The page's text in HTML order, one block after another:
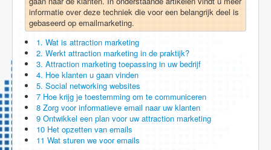
informatie over deze techniek die voor een belangrijk deel is
gebaseerd op emailmarketing.
1. Wat is attraction marketing
2. Werkt attraction marketing in de praktijk?
3. Attraction marketing toepassing in uw bedrijf
4. Hoe klanten u gaan vinden
5. Social networking websites
7 Hoe krijg je toestemming om te communiceren
8 Zorg voor informatieve email naar uw klanten
9 Ontwikkel een plan voor uw attraction marketing
10 Het opzetten van emails
11 Wat sturen we voor emails